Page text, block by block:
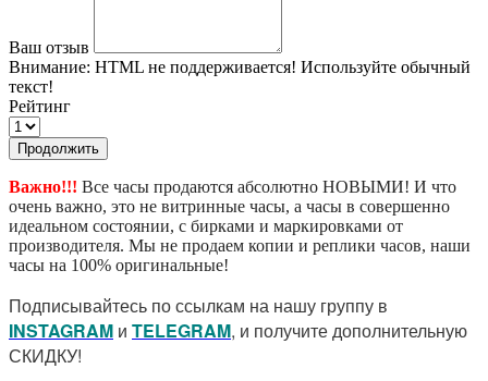
Ваш отзыв
Внимание: HTML не поддерживается! Используйте обычный
текст!
Рейтинг
Продолжить
Важно!!! Все часы продаются абсолютно НОВЫМИ! И что
очень важно, это не витринные часы, а часы в совершенно
идеальном состоянии, с бирками и маркировками от
производителя. Мы не продаем копии и реплики часов, наши
часы на 100% оригинальные!
Подписывайтесь по ссылкам на нашу группу в
INSTAGRAM и TELEGRAM, и получите дополнительную
СКИДКУ!